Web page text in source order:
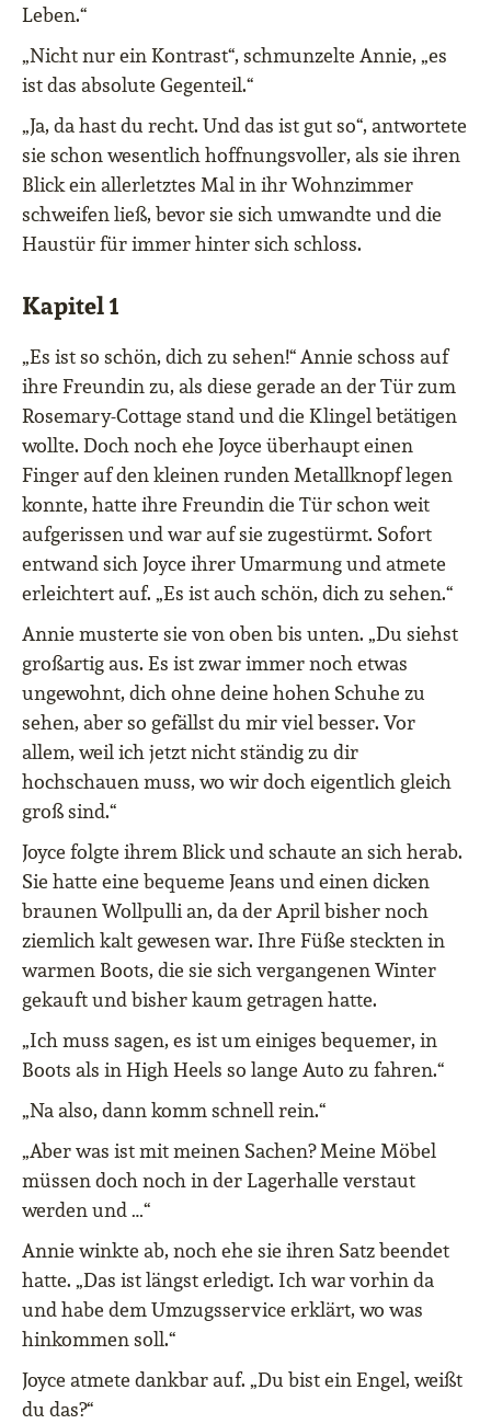
Leben.“
„Nicht nur ein Kontrast“, schmunzelte Annie, „es
ist das absolute Gegenteil.“
„Ja, da hast du recht. Und das ist gut so“, antwortete
sie schon wesentlich hoffnungsvoller, als sie ihren
Blick ein allerletztes Mal in ihr Wohnzimmer
schweifen ließ, bevor sie sich umwandte und die
Haustür für immer hinter sich schloss.
Kapitel 1
„Es ist so schön, dich zu sehen!“ Annie schoss auf
ihre Freundin zu, als diese gerade an der Tür zum
Rosemary-Cottage stand und die Klingel betätigen
wollte. Doch noch ehe Joyce überhaupt einen
Finger auf den kleinen runden Metallknopf legen
konnte, hatte ihre Freundin die Tür schon weit
aufgerissen und war auf sie zugestürmt. Sofort
entwand sich Joyce ihrer Umarmung und atmete
erleichtert auf. „Es ist auch schön, dich zu sehen.“
Annie musterte sie von oben bis unten. „Du siehst
großartig aus. Es ist zwar immer noch etwas
ungewohnt, dich ohne deine hohen Schuhe zu
sehen, aber so gefällst du mir viel besser. Vor
allem, weil ich jetzt nicht ständig zu dir
hochschauen muss, wo wir doch eigentlich gleich
groß sind.“
Joyce folgte ihrem Blick und schaute an sich herab.
Sie hatte eine bequeme Jeans und einen dicken
braunen Wollpulli an, da der April bisher noch
ziemlich kalt gewesen war. Ihre Füße steckten in
warmen Boots, die sie sich vergangenen Winter
gekauft und bisher kaum getragen hatte.
„Ich muss sagen, es ist um einiges bequemer, in
Boots als in High Heels so lange Auto zu fahren.“
„Na also, dann komm schnell rein.“
„Aber was ist mit meinen Sachen? Meine Möbel
müssen doch noch in der Lagerhalle verstaut
werden und …“
Annie winkte ab, noch ehe sie ihren Satz beendet
hatte. „Das ist längst erledigt. Ich war vorhin da
und habe dem Umzugsservice erklärt, wo was
hinkommen soll.“
Joyce atmete dankbar auf. „Du bist ein Engel, weißt
du das?“